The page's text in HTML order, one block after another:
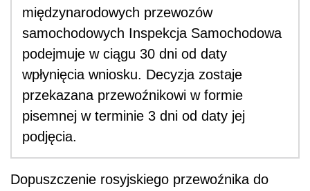
międzynarodowych przewozów
samochodowych Inspekcja Samochodowa
podejmuje w ciągu 30 dni od daty
wpłynięcia wniosku. Decyzja zostaje
przekazana przewoźnikowi w formie
pisemnej w terminie 3 dni od daty jej
podjęcia.
Dopuszczenie rosyjskiego przewoźnika do